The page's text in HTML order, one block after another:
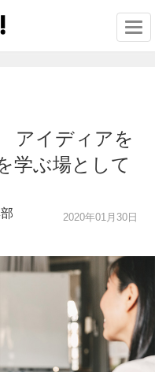
アイディアを
学ぶ場として
2020年01月30日